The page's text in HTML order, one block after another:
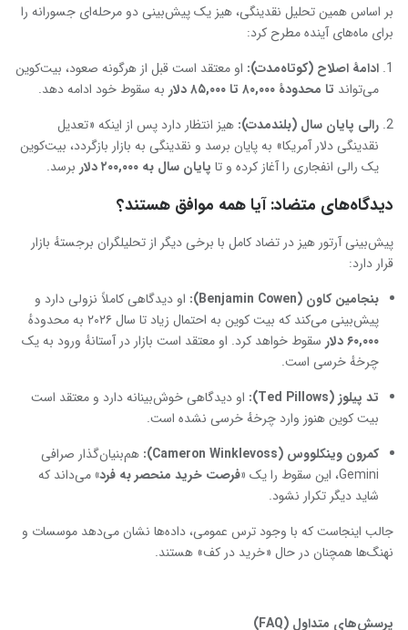
بر اساس همین تحلیل نقدینگی، هیز یک پیش‌بینی دو مرحله‌ای جسورانه را
برای ماه‌های آینده مطرح کرد:
ادامهٔ اصلاح (کوتاه‌مدت): او معتقد است قبل از هرگونه صعود، بیت‌کوین
می‌تواند تا محدودهٔ ۸۰,۰۰۰ تا ۸۵,۰۰۰ دلار
به سقوط خود ادامه دهد.
رالی پایان سال (بلندمدت): هیز انتظار دارد پس از اینکه «تعدیل
نقدینگی دلار آمریکا» به پایان برسد و نقدینگی به بازار بازگردد، بیت‌کوین
یک رالی انفجاری را آغاز کرده و تا پایان سال به ۲۰۰,۰۰۰ دلار برسد.
دیدگاه‌های متضاد: آیا همه موافق هستند؟
پیش‌بینی آرتور هیز در تضاد کامل با برخی دیگر از تحلیلگران برجستهٔ بازار
قرار دارد:
بنجامین کاون (Benjamin Cowen):
او دیدگاهی کاملاً نزولی دارد و
پیش‌بینی می‌کند که بیت‌ کوین به احتمال زیاد تا سال ۲۰۲۶ به محدودهٔ
۶۰,۰۰۰دلار سقوط خواهد کرد. او معتقد است بازار در آستانهٔ ورود به یک
چرخهٔ خرسی است.
تد پیلوز (Ted Pillows):
او دیدگاهی خوش‌بینانه دارد و معتقد است
بیت ‌کوین هنوز وارد چرخهٔ خرسی نشده است.
کمرون وینکلووس (Cameron Winklevoss):
هم‌بنیان‌گذار صرافی
Gemini، این سقوط را یک
«فرصت خرید منحصر به فرد» می‌داند که
شاید دیگر تکرار نشود.
جالب اینجاست که با وجود ترس عمومی، داده‌ها نشان می‌دهد موسسات و
نهنگ‌ها همچنان در حال «خرید در کف» هستند.
پرسش‌های متداول (FAQ)